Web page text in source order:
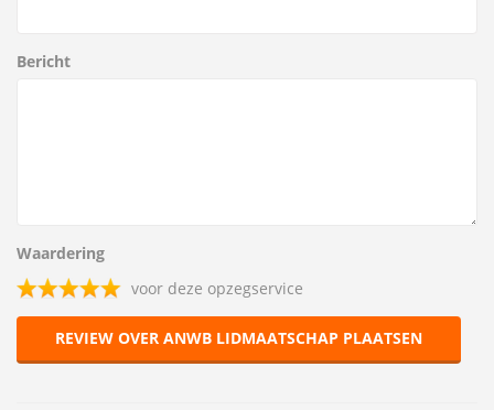
Bericht
Waardering
voor deze opzegservice
REVIEW OVER ANWB LIDMAATSCHAP PLAATSEN